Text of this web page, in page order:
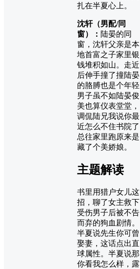
扎在半夏心上。
沈轩（男配/同
窗）： 陆晏的同
窗，沈轩父亲是本
地首富之子家里银
钱堆积如山。走近
后伸手撞了撞陆晏
的胳膊也是个年轻
男子虽不如陆晏俊
美也算仪表堂堂，
调侃陆兄我说你最
近怎么不住书院了
总往家里跑原来是
藏了个美娇娘。
主题解读
书里用猎户女儿这
招，聊了女主救下
受伤男子后被不告
而弃的狗血剧情。
半夏说先生你可曾
娶妻，这话点出直
球属性。半夏说那
你看我怎么样，露